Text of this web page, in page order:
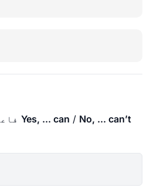
Yes, ... can / No, ... can’t